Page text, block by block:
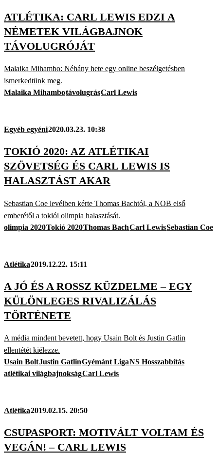
ATLÉTIKA: CARL LEWIS EDZI A
NÉMETEK VILÁGBAJNOK
TÁVOLUGRÓJÁT
Malaika Mihambo: Néhány hete egy online beszélgetésben
ismerkedtünk meg.
Malaika MihambotávolugrásCarl Lewis
Egyéb egyéni2020.03.23. 10:38
TOKIÓ 2020: AZ ATLÉTIKAI
SZÖVETSÉG ÉS CARL LEWIS IS
HALASZTÁST AKAR
Sebastian Coe levélben kérte Thomas Bachtól, a NOB első
emberétől a tokiói olimpia halasztását.
olimpia 2020Tokió 2020Thomas BachCarl LewisSebastian Coe
Atlétika2019.12.22. 15:11
A JÓ ÉS A ROSSZ KÜZDELME – EGY
KÜLÖNLEGES RIVALIZÁLÁS
TÖRTÉNETE
A média mindent bevetett, hogy Usain Bolt és Justin Gatlin
ellentétét kiélezze.
Usain BoltJustin GatlinGyémánt LigaNS Hosszabbítás
atlétikai világbajnokságCarl Lewis
Atlétika2019.02.15. 20:50
CSUPASPORT: MOTIVÁLT VOLTAM ÉS
VEGÁN! – CARL LEWIS